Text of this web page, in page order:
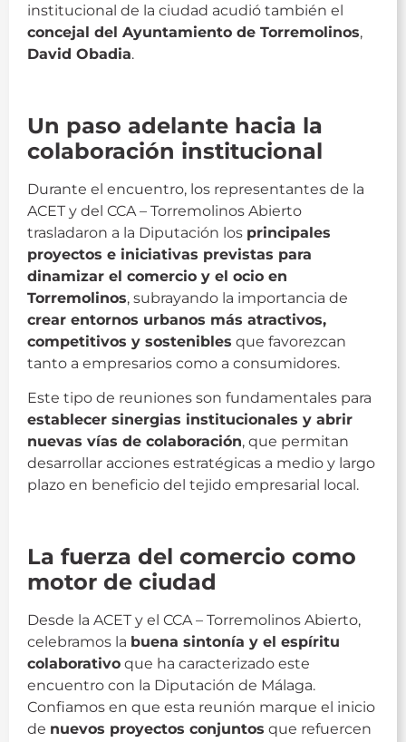
institucional de la ciudad acudió también el
concejal del Ayuntamiento de Torremolinos,
David Obadia.
Un paso adelante hacia la
colaboración institucional
Durante el encuentro, los representantes de la
ACET y del CCA – Torremolinos Abierto
trasladaron a la Diputación los principales
proyectos e iniciativas previstas para
dinamizar el comercio y el ocio en
Torremolinos, subrayando la importancia de
crear entornos urbanos más atractivos,
competitivos y sostenibles que favorezcan
tanto a empresarios como a consumidores.
Este tipo de reuniones son fundamentales para
establecer sinergias institucionales y abrir
nuevas vías de colaboración, que permitan
desarrollar acciones estratégicas a medio y largo
plazo en beneficio del tejido empresarial local.
La fuerza del comercio como
motor de ciudad
Desde la ACET y el CCA – Torremolinos Abierto,
celebramos la buena sintonía y el espíritu
colaborativo que ha caracterizado este
encuentro con la Diputación de Málaga.
Confiamos en que esta reunión marque el inicio
de nuevos proyectos conjuntos que refuercen